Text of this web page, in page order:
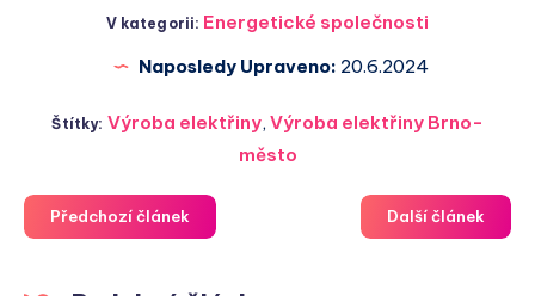
V kategorii: Energetické společnosti
Naposledy Upraveno: 20.6.2024
Štítky: Výroba elektřiny, Výroba elektřiny Brno-
město
Předchozí článek Další článek